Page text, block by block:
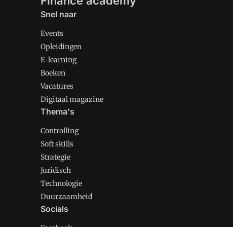
Snel naar
Events
Opleidingen
E-learning
Boeken
Vacatures
Digitaal magazine
Thema's
Controlling
Soft skills
Strategie
Juridisch
Technologie
Duurzaamheid
Socials